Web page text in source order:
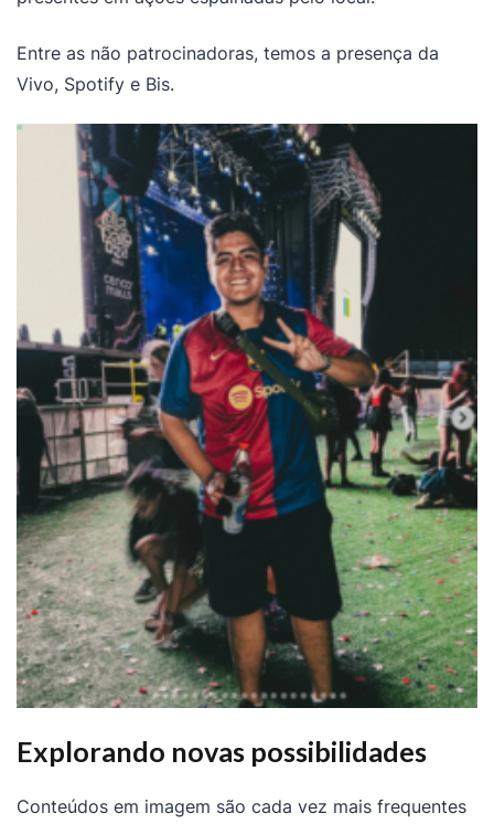
Entre as não patrocinadoras, temos a presença da
Vivo, Spotify e Bis.
Explorando novas possibilidades
Conteúdos em imagem são cada vez mais frequentes